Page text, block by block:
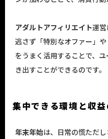
アダルトアフィリエイト運
逃さず「特別なオファー」
をうまく活用することで、
き出すことができるのです。
集中できる環境と収
年末年始は、日常の慌ただ